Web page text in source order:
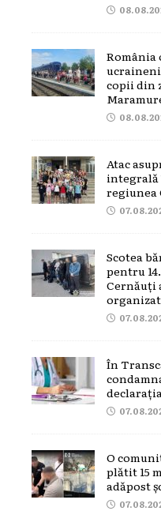
România
ucraineni
copii din
Atac
integrală
regiunea
Scotea
pentru
Cernăuți
În
O
plătit 15
adăpost